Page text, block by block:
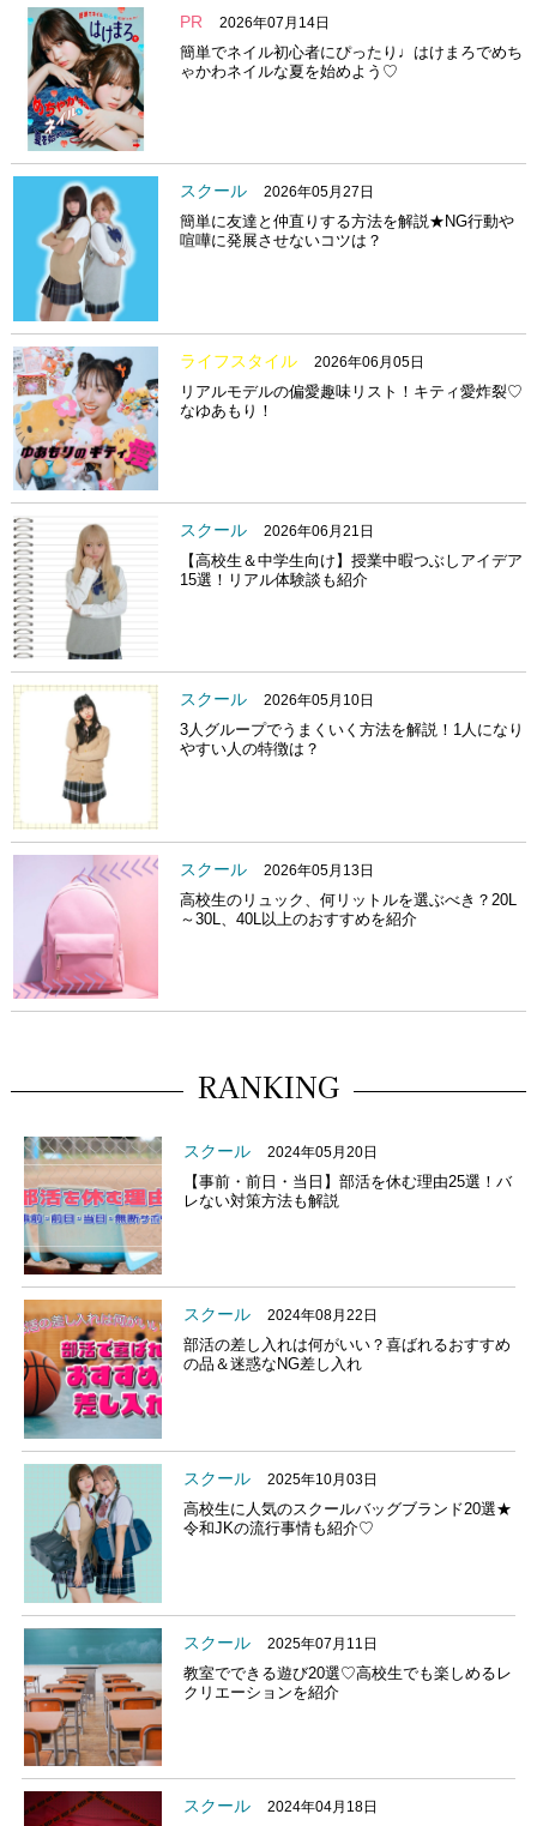
PR 2026年07月14日
簡単でネイル初心者にぴったり♩はけまろでめち
ゃかわネイルな夏を始めよう♡
スクール 2026年05月27日
簡単に友達と仲直りする方法を解説★NG行動や
喧嘩に発展させないコツは？
ライフスタイル 2026年06月05日
リアルモデルの偏愛趣味リスト！キティ愛炸裂♡
なゆあもり！
スクール 2026年06月21日
【高校生＆中学生向け】授業中暇つぶしアイデア
15選！リアル体験談も紹介
スクール 2026年05月10日
3人グループでうまくいく方法を解説！1人になり
やすい人の特徴は？
スクール 2026年05月13日
高校生のリュック、何リットルを選ぶべき？20L
～30L、40L以上のおすすめを紹介
RANKING
スクール 2024年05月20日
【事前・前日・当日】部活を休む理由25選！バ
レない対策方法も解説
スクール 2024年08月22日
部活の差し入れは何がいい？喜ばれるおすすめ
の品＆迷惑なNG差し入れ
スクール 2025年10月03日
高校生に人気のスクールバッグブランド20選★
令和JKの流行事情も紹介♡
スクール 2025年07月11日
教室でできる遊び20選♡高校生でも楽しめるレ
クリエーションを紹介
スクール 2024年04月18日